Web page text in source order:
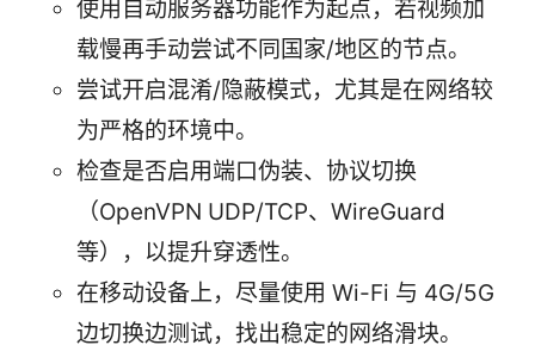
使用自动服务器功能作为起点，若视频加
载慢再手动尝试不同国家/地区的节点。
尝试开启混淆/隐蔽模式，尤其是在网络较
为严格的环境中。
检查是否启用端口伪装、协议切换
（OpenVPN UDP/TCP、WireGuard
等），以提升穿透性。
在移动设备上，尽量使用 Wi-Fi 与 4G/5G
边切换边测试，找出稳定的网络滑块。